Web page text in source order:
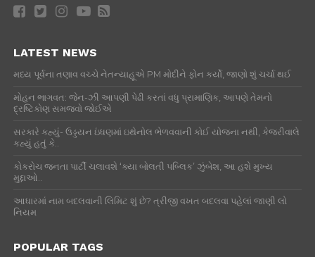
કોકરોચ જનતા પાર્ટી ચલાવશે ‘ક્યા બોલતી પબ્લિક’ ઝુંબેશ, આ હશે મુખ્ય
મુદ્દાઓ..
નિયમ
BREAKING SURAT
FEATURED2
FEATURED5 GUJARAT POLICE
FEATURED6
FEATURED4
ELECTION
PM MODI DELHI PAKISTAN
HOSPITAL
MURDER
BOLLYWOOD
VALSAD